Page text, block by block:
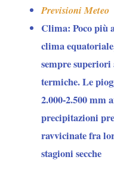
Previsioni Meteo
Clima:Poco più
clima
sempre superiori
termiche. Le
2.000-2.500 mm
precipitazioni
ravvicinate fra
stagioni secche